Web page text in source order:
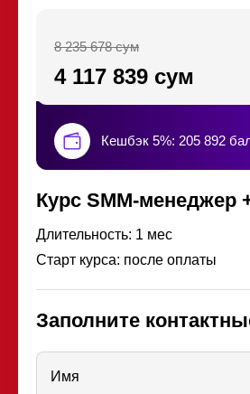
4 117 839 сум
8 235 678 сум
Кешбэк 5%: 205 892
Курс SMM-менеджер
Длительность: 1 мес
Старт курса: после оплаты
Заполните
Имя